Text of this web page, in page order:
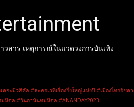
สาร เหตุการณ์ในแวดวงการบันเทิง
อะมิวสิคัล #ละครเวทีเรื่องยิ่งใหญ่แห่งปี #เมืองไทยรัชดา
หิดล #วันอานันทมหิดล #ANANDAY2023